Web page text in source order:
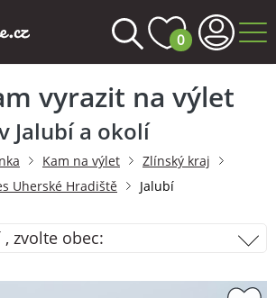
0
vyrazit na výlet
Jalubí a okolí
Kam na výlet
Zlínský kraj
Uherské Hradiště
Jalubí
, zvolte obec: